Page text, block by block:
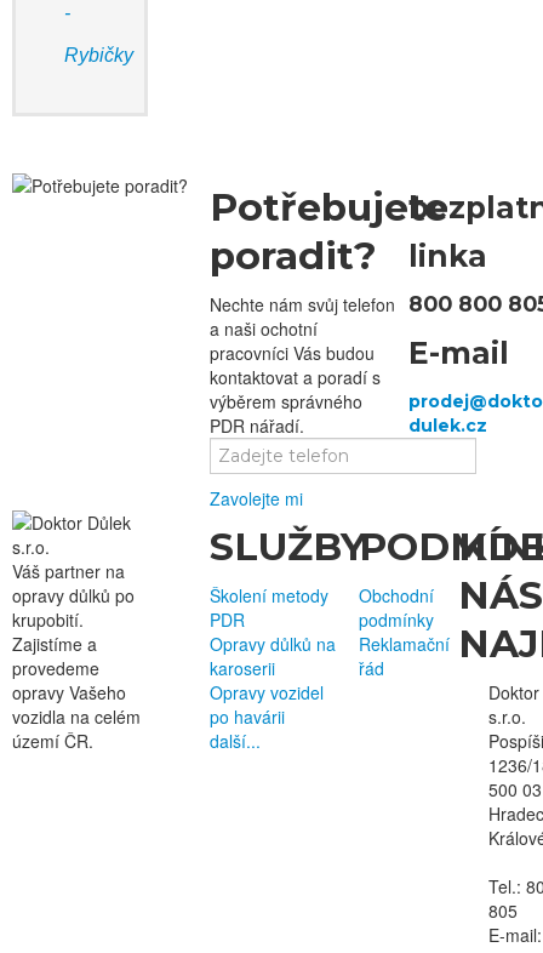
-
Rybičky
Potřebujete
poradit?
Nechte nám svůj telefon
a naši ochotní
pracovníci Vás budou
kontaktovat a poradí s
výběrem správného
PDR nářadí.
Zavolejte mi
linka
800 800
E-mail
Váš partner na
opravy důlků po
krupobití.
Zajistíme a
provedeme
opravy Vašeho
vozidla na celém
území ČR.
SLUŽBY
Školení metody
PDR
Opravy důlků na
karoserii
Opravy vozidel
po havárii
další...
Obchodní
podmínky
Reklamační
řád
KDE
NÁS
s.r.o.
1236/
500 03
Hradec
Tel.:
805
E-mail: